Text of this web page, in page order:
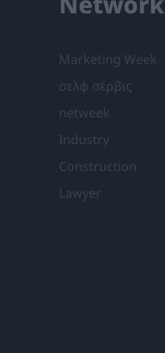
Marketing Week
σελφ σέρβις
netweek
Industry
Construction
Lawyer